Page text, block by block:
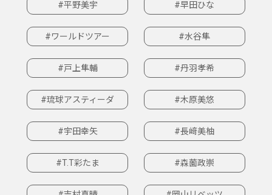
#平野美宇 #早田ひな
#ワールドツアー #水谷隼
#戸上隼輔 #丹羽孝希
#琉球アスティーダ #木原美悠
#宇田幸矢 #長﨑美柚
#T.T彩たま #森薗政崇